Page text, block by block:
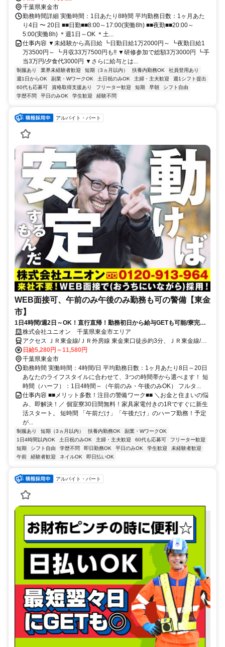
千葉県東金市
勤務時間詳細 実働時間：1日あたり8時間 平均勤務日数：1ヶ月あた
り4日 〜 20日 ■■日勤■■8:00～17:00(実働8h) ■■夜勤■■20:00～
5:00(実働8h) ＊週1日～OK ＊土...
仕事内容 ▼未経験から高日給 ┗日勤日給1万2000円～ ┗夜勤日給1
万3500円～ ┗月収33万7500円も!! ▼研修参加で総額3万3000円 ┗手
当3万円/夕食代3000円 ▼さらに給与とは...
制服あり 業界未経験者歓迎 短期（3ヵ月以内） 扶養内勤務OK
社員登用あり
週1日からOK
副業・WワークOK 土日祝のみOK 主婦・主夫歓迎
週1シフト提出
60代も応募可
資格取得支援あり フリーター歓迎 短期 早朝
シフト自由
学歴不問
平日のみOK 学生歓迎 経験不問
アルバイト・パート
WEB面接可、午前のみ午後のみ勤務も可の警備【東金
市】
1日4時間/週2日～OK！直行直帰！勤務初日から給与GETも可能/寮完備
＆携帯貸与♪
株式会社ユニオン 千葉県東金市エリア
アクセス ＪＲ東金線/ＪＲ外房線 東金東口徒歩約3分、ＪＲ東金線/Ｊ
Ｒ外房線 福俵徒歩約36分、ＪＲ東金線/ＪＲ外房線 求名出入口1徒歩
約51分 千葉県東金市エリア（東金駅、求名駅、福俵駅、千葉駅等）
日給5,280円～11,580円
千葉県東金市
勤務時間 実働時間：4時間/日 平均勤務日数：1ヶ月あたり8日～20日
あなたのライフスタイルに合わせて、3つの時間帯から選べます！ 短
時間（ハーフ）：1日4時間～（午前のみ・午後のみOK） フルタ...
仕事内容 ■■メリット多数！注目の警備ワーク■■ ＼お金と住まいの悩
み、即解決！／ 個室寮30日間無料！家具家電付きの1Rですぐに新生
活スタート。 短時間 「午前だけ」「午後だけ」のハーフ勤務！予定
が...
制服あり 短期（3ヵ月以内） 扶養内勤務OK
副業・WワークOK
1日4時間以内OK
土日祝のみOK 主婦・主夫歓迎 60代も応募可
フリーター歓迎
短期
シフト自由 学歴不問 即日勤務OK 平日のみOK 学生歓迎
未経験者歓迎
午前
経験者歓迎 ネイルOK 即日払いOK
アルバイト・パート